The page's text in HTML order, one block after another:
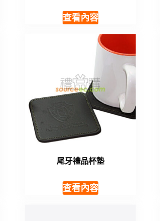
查看內容
尾牙禮品杯墊
查看內容